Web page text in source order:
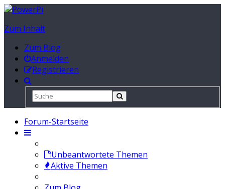
Zum Inhalt
Zum Blog
Anmelden
Registrieren
Forum-Startseite
Unbeantwortete Themen
Aktive Themen